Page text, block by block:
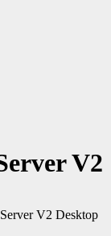
V2
V2 Desktop